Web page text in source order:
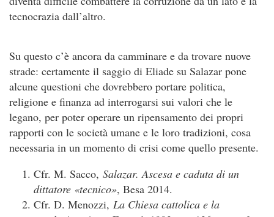
tecnocrazia dall’altro.
Su questo c’è ancora da camminare e da trovare nuove
strade: certamente il saggio di Eliade su Salazar pone
alcune questioni che dovrebbero portare politica,
religione e finanza ad interrogarsi sui valori che le
legano, per poter operare un ripensamento dei propri
rapporti con le società umane e le loro tradizioni, cosa
necessaria in un momento di crisi come quello presente.
Cfr. M. Sacco, Salazar. Ascesa e caduta di un
dittatore «tecnico», Besa 2014.
Cfr. D. Menozzi, La Chiesa cattolica e la